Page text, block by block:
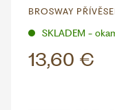
BROSWAY
SKLADEM -
13,60 €